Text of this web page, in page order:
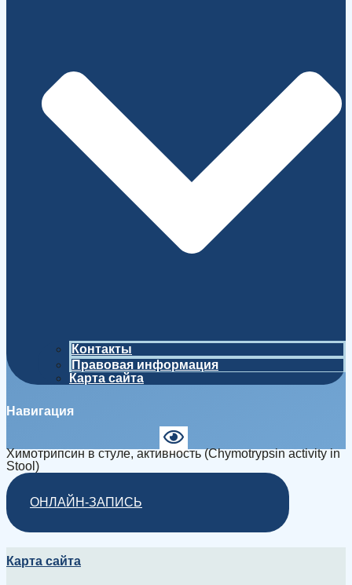
Контакты
Правовая информация
Карта сайта
Навигация
Химотрипсин в стуле, активность (Chymotrypsin activity in
Stool)
ОНЛАЙН-ЗАПИСЬ
Карта сайта